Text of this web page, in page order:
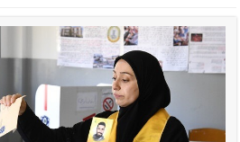
أخبار صيدا مؤسسة مياه لبنان الجنوبي
في صيدا نتيجة الانقطاع المتكرر لخط
أخبار صيدا مفرزة صيدا القضائية